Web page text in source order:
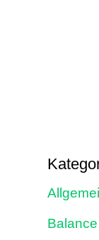
Balance